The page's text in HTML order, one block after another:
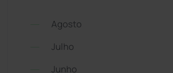
Agosto
Julho
Junho